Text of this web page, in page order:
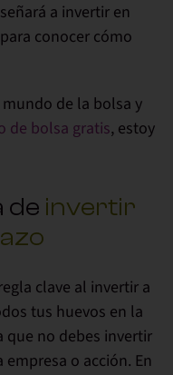
a invertir en
conocer cómo
de la bolsa y
de bolsa gratis, estoy
de invertir
clave al invertir a
tus huevos en la
que no debes invertir
o acción. En